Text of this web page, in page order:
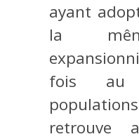
ayant
la
fois au
retrouve